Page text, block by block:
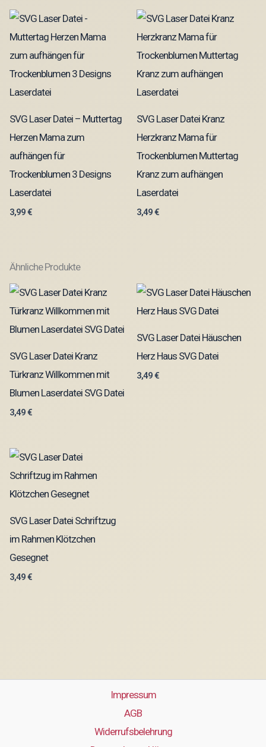
SVG Laser Datei – Muttertag
Herzen Mama zum
aufhängen für
Trockenblumen 3 Designs
Laserdatei
3,99€
SVG Laser Datei Kranz
Herzkranz Mama für
Trockenblumen Muttertag
Kranz zum aufhängen
Laserdatei
3,49€
Ähnliche Produkte
SVG Laser Datei Kranz
Türkranz Willkommen mit
Blumen Laserdatei SVG Datei
3,49€
SVG Laser Datei Häuschen
Herz Haus SVG Datei
3,49€
SVG Laser Datei Schriftzug
im Rahmen Klötzchen
Gesegnet
3,49€
Impressum
AGB
Widerrufsbelehrung